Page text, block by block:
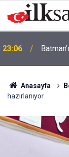
23:04
Anasayfa
hazırlanıyor